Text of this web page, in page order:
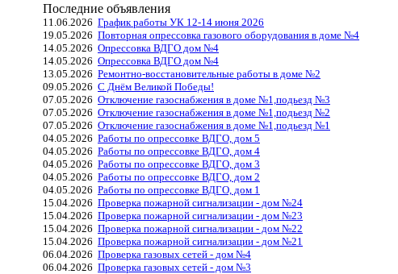
Последние объявления
11.06.2026 График работы УК 12-14 июня 2026
19.05.2026 Повторная опрессовка газового оборудования в доме №4
14.05.2026 Опрессовка ВДГО дом №4
14.05.2026 Опрессовка ВДГО дом №4
13.05.2026 Ремонтно-восстановительные работы в доме №2
09.05.2026 С Днём Великой Победы!
07.05.2026 Отключение газоснабжения в доме №1,подьезд №3
07.05.2026 Отключение газоснабжения в доме №1,подьезд №2
07.05.2026 Отключение газоснабжения в доме №1,подьезд №1
04.05.2026 Работы по опрессовке ВДГО, дом 5
04.05.2026 Работы по опрессовке ВДГО, дом 4
04.05.2026 Работы по опрессовке ВДГО, дом 3
04.05.2026 Работы по опрессовке ВДГО, дом 2
04.05.2026 Работы по опрессовке ВДГО, дом 1
15.04.2026 Проверка пожарной сигнализации - дом №24
15.04.2026 Проверка пожарной сигнализации - дом №23
15.04.2026 Проверка пожарной сигнализации - дом №22
15.04.2026 Проверка пожарной сигнализации - дом №21
06.04.2026 Проверка газовых сетей - дом №4
06.04.2026 Проверка газовых сетей - дом №3